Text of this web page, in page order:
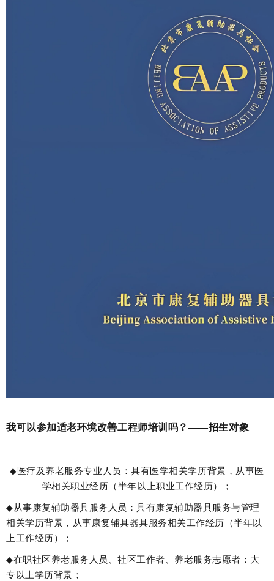
我可以参加适老环境改善工程师培训吗？——招生对象
◆ 医疗及养老服务专业人员：具有医学相关学历背景，从事医
学相关职业经历（半年以上职业工作经历）；
◆从事康复辅助器具服务人员：具有康复辅助器具服务与管理
相关学历背景，从事康复辅具器具服务相关工作经历（半年以
上工作经历）；
◆在职社区养老服务人员、社区工作者、养老服务志愿者：大
专以上学历背景；